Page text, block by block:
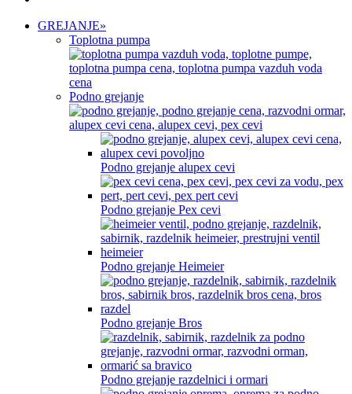
GREJANJE»
Toplotna pumpa
Podno grejanje
Podno grejanje alupex cevi
Podno grejanje Pex cevi
Podno grejanje Heimeier
Podno grejanje Bros
Podno grejanje razdelnici i ormari